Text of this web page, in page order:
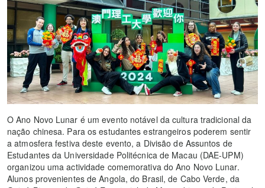
O Ano Novo Lunar é um evento notável da cultura tradicional da
nação chinesa. Para os estudantes estrangeiros poderem sentir
a atmosfera festiva deste evento, a Divisão de Assuntos de
Estudantes da Universidade Politécnica de Macau (DAE-UPM)
organizou uma actividade comemorativa do Ano Novo Lunar.
Alunos provenientes de Angola, do Brasil, de Cabo Verde, da